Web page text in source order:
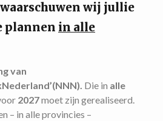
wij jullie
plannen in alle
van
Die in alle
2027moet zijn gerealiseerd.
– in alle provincies –